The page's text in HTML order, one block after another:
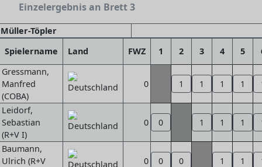
Einzelergebnis an Brett 3
Töpler
Spielername
Land FWZ 1 2 3 4 5
Gressmann,
Manfred
(COBA)
0 1 1 1 1
Leidorf,
Sebastian
(R+V I)
0 0 1 1 1
Baumann,
Ulrich (R+V
0 0 0 1 1